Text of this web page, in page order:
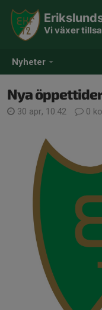
Nyheter
Vi växer
Nya
30 apr, 10:42 0